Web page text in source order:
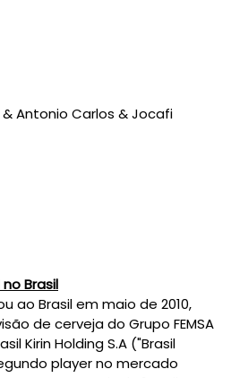
Antonio Carlos & Jocafi
no Brasil
ao Brasil em maio de 2010,
de cerveja do Grupo FEMSA
Kirin Holding S.A ("Brasil
player no mercado